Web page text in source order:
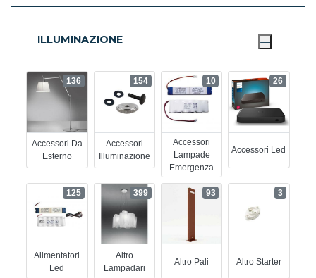
ILLUMINAZIONE
Accessori Da
Esterno
136
Accessori
Illuminazione
154
Accessori
Lampade
Emergenza
10
Accessori Led
26
Alimentatori
Led
125
Altro
Lampadari
399
Altro Pali
93
Altro Starter
3